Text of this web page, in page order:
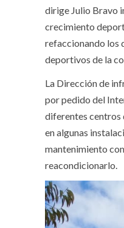
dirige Julio Bravo
crecimiento
refaccionando los
deportivos de la
La Dirección de
por pedido del
diferentes centros
en algunas
mantenimiento
reacondicionarlo.